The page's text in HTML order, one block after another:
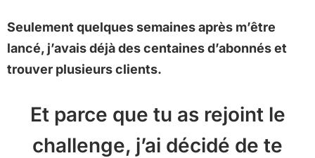
Seulement quelques semaines après m’être
lancé, j’avais déjà des centaines d’abonnés et
trouver plusieurs clients.
Et parce que tu as rejoint le
challenge, j’ai décidé de te